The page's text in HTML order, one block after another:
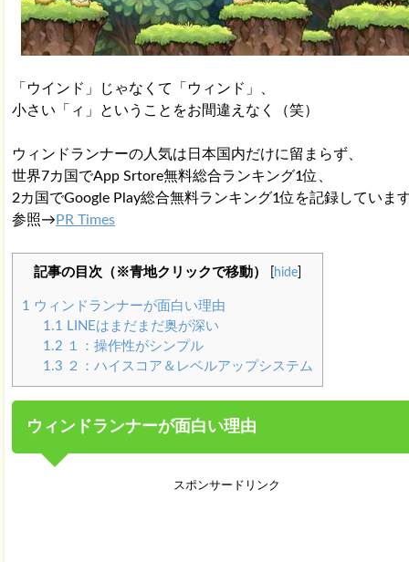
「ウインド」じゃなくて「ウィンド」、
小さい「ィ」ということをお間違えなく（笑）
ウィンドランナーの人気は日本国内だけに留まらず、
世界7カ国でApp Srtore無料総合ランキング1位、
2カ国でGoogle Play総合無料ランキング1位を記録していま
参照→ PR Times
記事の目次（※青地クリックで移動） hide]
1 ウィンドランナーが面白い理由
1.1 LINEはまだまだ奥が深い
1.2 １：操作性がシンプル
1.3 ２：ハイスコア＆レベルアップシステム
ウィンドランナーが面白い理由
スポンサードリンク